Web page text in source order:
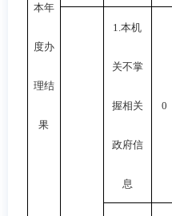
本年
度办
理结
果
1.本机
关不掌
握相关
政府信
息
0